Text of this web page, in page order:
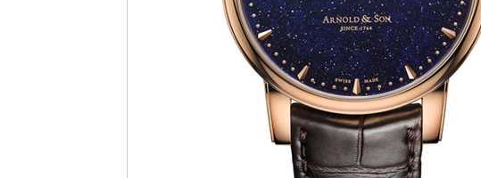
BASELWORLD2017 BASELWORLD 2016
Gadget News Watches & Wonders 2020
WATCHES & WONDERS 2021 SHOWCASE 2021